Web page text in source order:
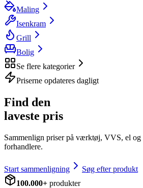
Maling
Isenkram
Grill
Bolig
Se flere kategorier
Priserne opdateres dagligt
Find den
laveste pris
Sammenlign priser på værktøj, VVS, el og
forhandlere.
Start sammenligning
Søg efter produkt
100.000+ produkter